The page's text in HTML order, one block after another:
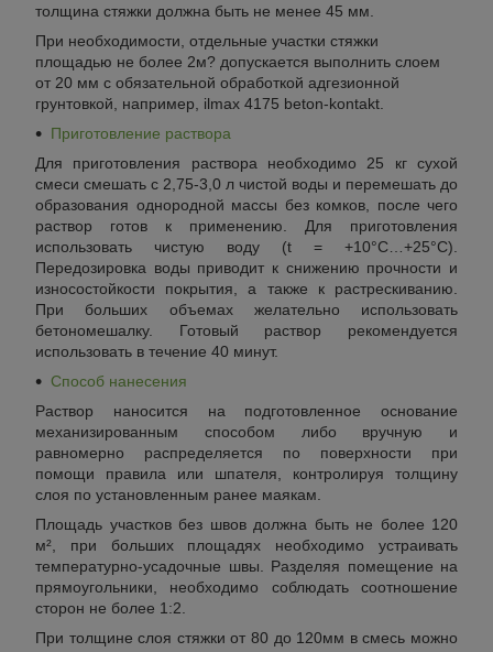
толщина стяжки должна быть не менее 45 мм.
При необходимости, отдельные участки стяжки
площадью не более 2м? допускается выполнить слоем
от 20 мм с обязательной обработкой адгезионной
грунтовкой, например, ilmax 4175 beton-kontakt.
Приготовление раствора
Для приготовления раствора необходимо 25 кг сухой
смеси смешать с 2,75-3,0 л чистой воды и перемешать до
образования однородной массы без комков, после чего
раствор готов к применению. Для приготовления
использовать чистую воду (t = +10°C…+25°C).
Передозировка воды приводит к снижению прочности и
износостойкости покрытия, а также к растрескиванию.
При больших объемах желательно использовать
бетономешалку. Готовый раствор рекомендуется
использовать в течение 40 минут.
Способ нанесения
Раствор наносится на подготовленное основание
механизированным способом либо вручную и
равномерно распределяется по поверхности при
помощи правила или шпателя, контролируя толщину
слоя по установленным ранее маякам.
Площадь участков без швов должна быть не более 120
м², при больших площадях необходимо устраивать
температурно-усадочные швы. Разделяя помещение на
прямоугольники, необходимо соблюдать соотношение
сторон не более 1:2.
При толщине слоя стяжки от 80 до 120мм в смесь можно